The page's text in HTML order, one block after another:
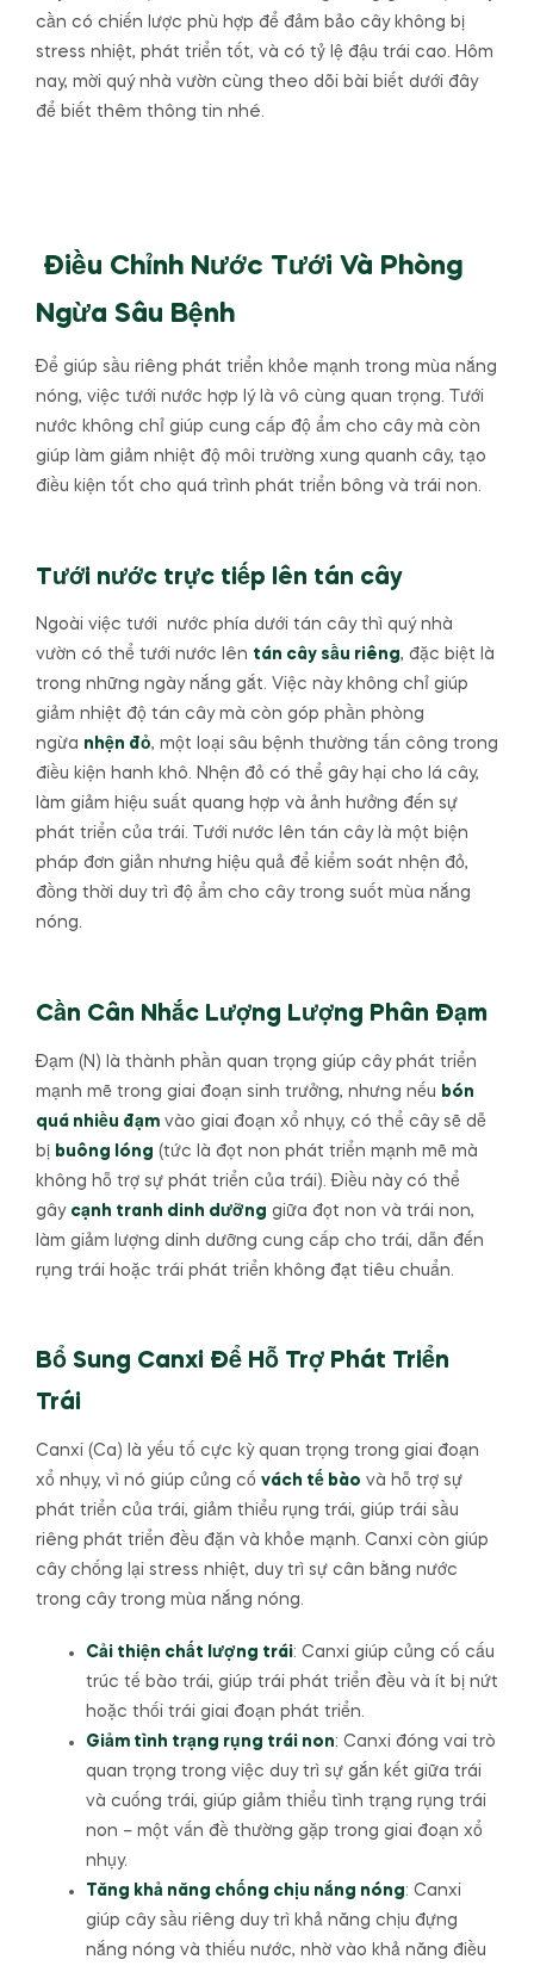
cần có chiến lược phù hợp để đảm bảo cây không bị
stress nhiệt, phát triển tốt, và có tỷ lệ đậu trái cao. Hôm
nay, mời quý nhà vườn cùng theo dõi bài biết dưới đây
để biết thêm thông tin nhé.
Điều Chỉnh Nước Tưới Và Phòng
Ngừa Sâu Bệnh
Để giúp sầu riêng phát triển khỏe mạnh trong mùa nắng
nóng, việc tưới nước hợp lý là vô cùng quan trọng. Tưới
nước không chỉ giúp cung cấp độ ẩm cho cây mà còn
giúp làm giảm nhiệt độ môi trường xung quanh cây, tạo
điều kiện tốt cho quá trình phát triển bông và trái non.
Tưới nước trực tiếp lên tán cây
Ngoài việc tưới nước phía dưới tán cây thì quý nhà
vườn có thể tưới nước lên tán cây sầu riêng, đặc biệt là
trong những ngày nắng gắt. Việc này không chỉ giúp
giảm nhiệt độ tán cây mà còn góp phần phòng
ngừa nhện đỏ, một loại sâu bệnh thường tấn công trong
điều kiện hanh khô. Nhện đỏ có thể gây hại cho lá cây,
làm giảm hiệu suất quang hợp và ảnh hưởng đến sự
phát triển của trái. Tưới nước lên tán cây là một biện
pháp đơn giản nhưng hiệu quả để kiểm soát nhện đỏ,
đồng thời duy trì độ ẩm cho cây trong suốt mùa nắng
nóng.
Cần Cân Nhắc Lượng Lượng Phân Đạm
Đạm (N) là thành phần quan trọng giúp cây phát triển
mạnh mẽ trong giai đoạn sinh trưởng, nhưng nếu bón
quá nhiều đạm vào giai đoạn xổ nhụy, có thể cây sẽ dễ
bị buông lóng (tức là đọt non phát triển mạnh mẽ mà
không hỗ trợ sự phát triển của trái). Điều này có thể
gây cạnh tranh dinh dưỡng giữa đọt non và trái non,
làm giảm lượng dinh dưỡng cung cấp cho trái, dẫn đến
rụng trái hoặc trái phát triển không đạt tiêu chuẩn.
Bổ Sung Canxi Để Hỗ Trợ Phát Triển
Trái
Canxi (Ca) là yếu tố cực kỳ quan trọng trong giai đoạn
xổ nhụy, vì nó giúp củng cố vách tế bào và hỗ trợ sự
phát triển của trái, giảm thiểu rụng trái, giúp trái sầu
riêng phát triển đều đặn và khỏe mạnh. Canxi còn giúp
cây chống lại stress nhiệt, duy trì sự cân bằng nước
trong cây trong mùa nắng nóng.
Cải thiện chất lượng trái: Canxi giúp củng cố cấu
trúc tế bào trái, giúp trái phát triển đều và ít bị nứt
hoặc thối trái giai đoạn phát triển.
Giảm tình trạng rụng trái non: Canxi đóng vai trò
quan trọng trong việc duy trì sự gắn kết giữa trái
và cuống trái, giúp giảm thiểu tình trạng rụng trái
non – một vấn đề thường gặp trong giai đoạn xổ
nhụy.
Tăng khả năng chống chịu nắng nóng: Canxi
giúp cây sầu riêng duy trì khả năng chịu đựng
nắng nóng và thiếu nước, nhờ vào khả năng điều